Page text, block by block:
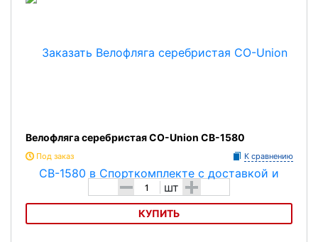
Велофляга серебристая CO-Union CB-1580
Под заказ К сравнению
- шт +
КУПИТЬ